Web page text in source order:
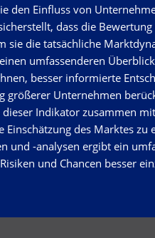
den Einfluss von
dass die
sie die tatsächliche
umfassenderen
besser informierte
Unternehmen
Indikator zusammen
des Marktes zu
und -analysen ergibt ein
und Chancen besser